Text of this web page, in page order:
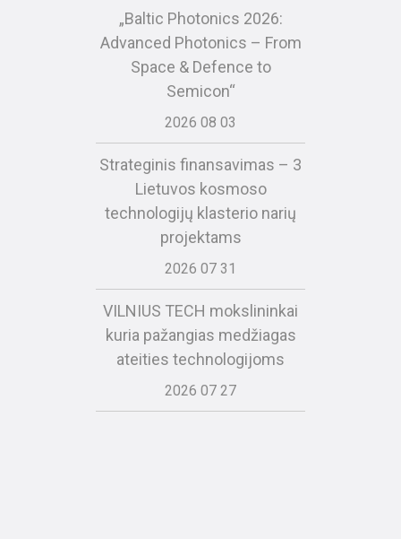
„Baltic Photonics 2026:
Advanced Photonics – From
Space & Defence to
Semicon“
2026 08 03
Strateginis finansavimas – 3
Lietuvos kosmoso
technologijų klasterio narių
projektams
2026 07 31
VILNIUS TECH mokslininkai
kuria pažangias medžiagas
ateities technologijoms
2026 07 27